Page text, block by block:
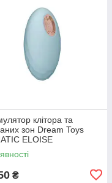
клітора та
зон Dream Toys
ELOISE
₴